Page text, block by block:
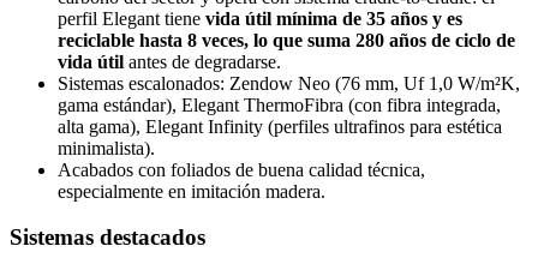
perfil Elegant tiene vida útil mínima de 35 años y es
reciclable hasta 8 veces, lo que suma 280 años de ciclo de
vida útil antes de degradarse.
Sistemas escalonados: Zendow Neo (76 mm, Uf 1,0 W/m²K,
gama estándar), Elegant ThermoFibra (con fibra integrada,
alta gama), Elegant Infinity (perfiles ultrafinos para estética
minimalista).
Acabados con foliados de buena calidad técnica,
especialmente en imitación madera.
Sistemas destacados